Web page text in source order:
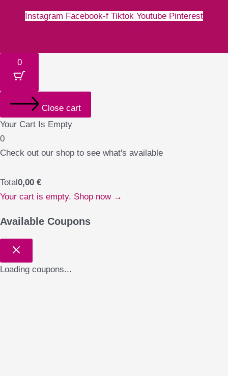
Instagram Facebook-f Tiktok Youtube Pinterest
0
Close cart
Your Cart Is Empty
0
Check out our shop to see what's available
Total0,00 €
Your cart is empty. Shop now →
Available Coupons
Loading coupons...